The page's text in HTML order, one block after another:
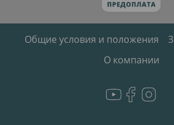
Общие условия и положения
О компании